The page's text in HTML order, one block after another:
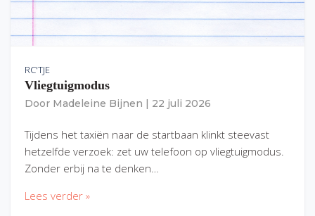
RC'TJE
Vliegtuigmodus
Door Madeleine Bijnen 22 juli 2026
Tijdens het taxiën naar de startbaan klinkt steevast
hetzelfde verzoek: zet uw telefoon op vliegtuigmodus.
Zonder erbij na te denken…
Lees verder »